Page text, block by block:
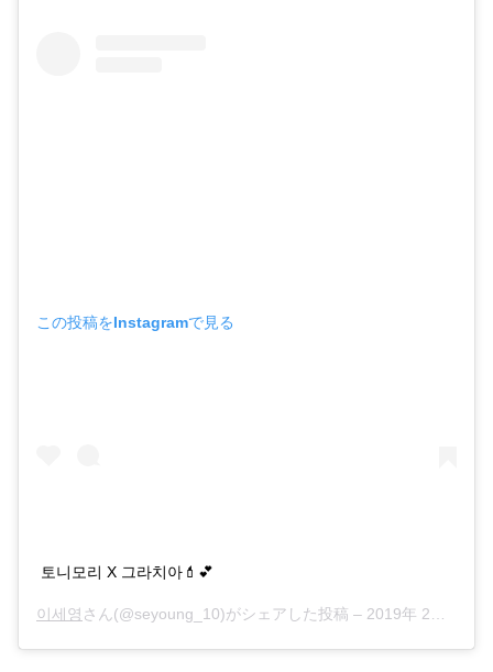
この投稿をInstagramで見る
토니모리 X 그라치아💄💕
이세영 さん(@seyoung_10)がシェアした投稿 – 2019年 2月月23日午前1時20分PST